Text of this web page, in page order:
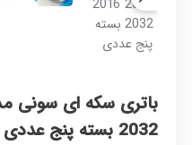
2032 بسته پنج عددی